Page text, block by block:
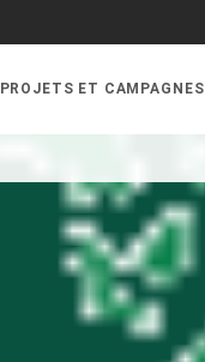
PROJETS ET CAMPAGNES